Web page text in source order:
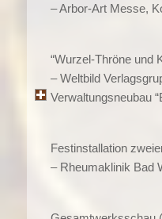
– Arbor-Art Messe,
“Wurzel-Thröne und
– Weltbild
Verwaltungsneubau
Festinstallation
– Rheumaklinik Bad